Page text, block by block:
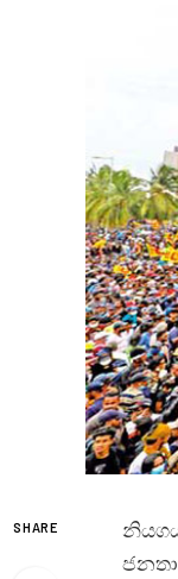
SHARE